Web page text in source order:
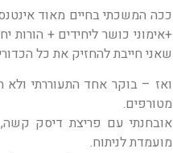
ככה המשכתי בחיים מאוד
+אימוני כושר ליחידים + הורות
שאני חייבת להחזיק את כל
ואז – בוקר אחד התעוררתי ולא
מטורפים.
אובחנתי עם פריצת דיסק
מועמדת לניתוח.